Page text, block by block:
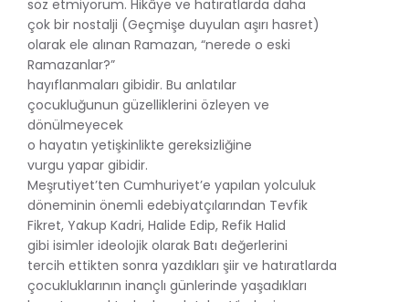
söz etmiyorum. Hikâye ve hatıratlarda daha
çok bir nostalji (Geçmişe duyulan aşırı hasret)
olarak ele alınan Ramazan, “nerede o eski
Ramazanlar?”
hayıflanmaları gibidir. Bu anlatılar
çocukluğunun güzelliklerini özleyen ve
dönülmeyecek
o hayatın yetişkinlikte gereksizliğine
vurgu yapar gibidir.
Meşrutiyet’ten Cumhuriyet’e yapılan yolculuk
döneminin önemli edebiyatçılarından Tevfik
Fikret, Yakup Kadri, Halide Edip, Refik Halid
gibi isimler ideolojik olarak Batı değerlerini
tercih ettikten sonra yazdıkları şiir ve hatıratlarda
çocukluklarının inançlı günlerinde yaşadıkları